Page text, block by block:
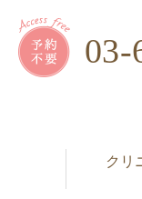
03-
クリ